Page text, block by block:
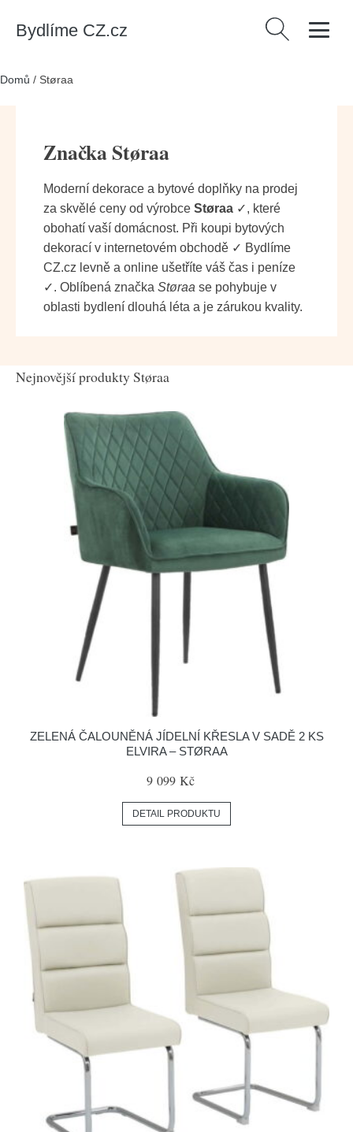
Bydlíme CZ.cz Vyhledávání
Domů / Støraa
Značka Støraa
Moderní dekorace a bytové doplňky na prodej
za skvělé ceny od výrobce Støraa ✓, které
obohatí vaší domácnost. Při koupi bytových
dekorací v internetovém obchodě ✓ Bydlíme
CZ.cz levně a online ušetříte váš čas i peníze
✓. Oblíbená značka Støraa se pohybuje v
oblasti bydlení dlouhá léta a je zárukou kvality.
Nejnovější produkty Støraa
ZELENÁ ČALOUNĚNÁ JÍDELNÍ KŘESLA V SADĚ 2 KS
ELVIRA – STØRAA
9 099 Kč
DETAIL PRODUKTU